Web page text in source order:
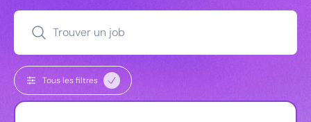
Trouver un job
Tous les filtres